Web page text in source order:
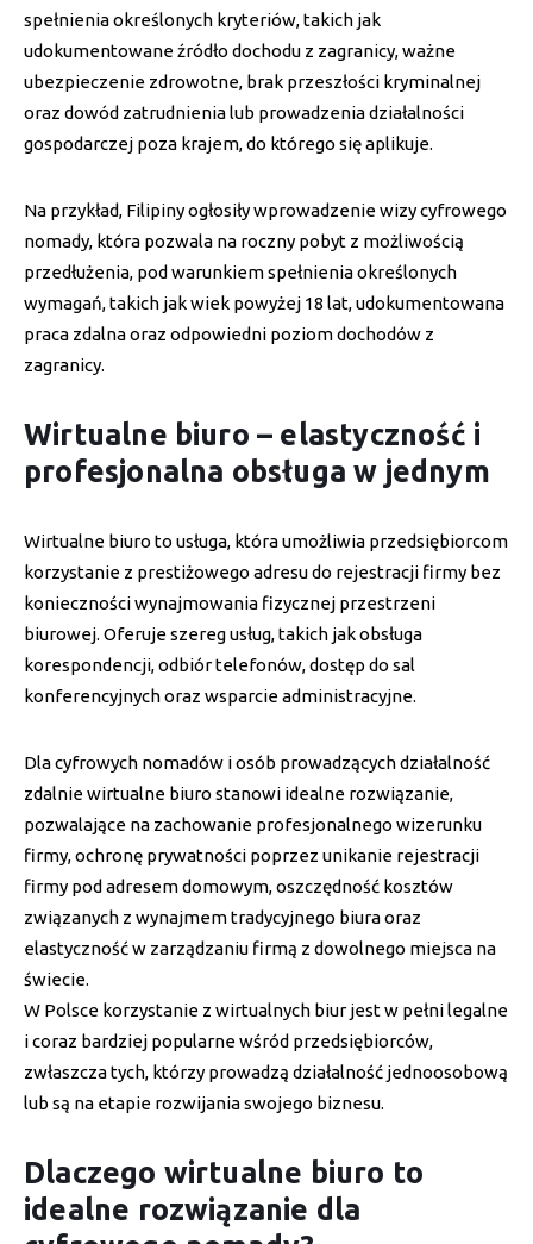
spełnienia określonych kryteriów, takich jak
udokumentowane źródło dochodu z zagranicy, ważne
ubezpieczenie zdrowotne, brak przeszłości kryminalnej
oraz dowód zatrudnienia lub prowadzenia działalności
gospodarczej poza krajem, do którego się aplikuje.
Na przykład, Filipiny ogłosiły wprowadzenie wizy cyfrowego
nomady, która pozwala na roczny pobyt z możliwością
przedłużenia, pod warunkiem spełnienia określonych
wymagań, takich jak wiek powyżej 18 lat, udokumentowana
praca zdalna oraz odpowiedni poziom dochodów z
zagranicy.
Wirtualne biuro – elastyczność i
profesjonalna obsługa w jednym
Wirtualne biuro to usługa, która umożliwia przedsiębiorcom
korzystanie z prestiżowego adresu do rejestracji firmy bez
konieczności wynajmowania fizycznej przestrzeni
biurowej. Oferuje szereg usług, takich jak obsługa
korespondencji, odbiór telefonów, dostęp do sal
konferencyjnych oraz wsparcie administracyjne.
Dla cyfrowych nomadów i osób prowadzących działalność
zdalnie wirtualne biuro stanowi idealne rozwiązanie,
pozwalające na zachowanie profesjonalnego wizerunku
firmy, ochronę prywatności poprzez unikanie rejestracji
firmy pod adresem domowym, oszczędność kosztów
związanych z wynajmem tradycyjnego biura oraz
elastyczność w zarządzaniu firmą z dowolnego miejsca na
świecie.
W Polsce korzystanie z wirtualnych biur jest w pełni legalne
i coraz bardziej popularne wśród przedsiębiorców,
zwłaszcza tych, którzy prowadzą działalność jednoosobową
lub są na etapie rozwijania swojego biznesu.
Dlaczego wirtualne biuro to
idealne rozwiązanie dla